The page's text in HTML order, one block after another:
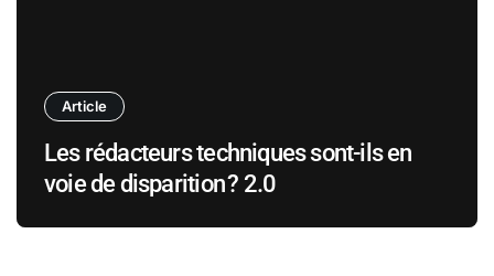
Article
Les rédacteurs techniques sont-ils en
voie de disparition ? 2.0